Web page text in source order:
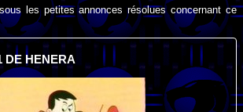
les petites annonces résolues concernant ce
DE HENERA